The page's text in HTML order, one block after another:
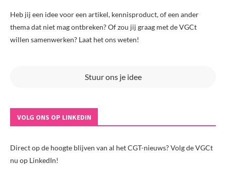
Heb jij een idee voor een artikel, kennisproduct, of een ander
thema dat niet mag ontbreken? Of zou jij graag met de VGCt
willen samenwerken? Laat het ons weten!
Stuur ons je idee
VOLG ONS OP LINKEDIN
Direct op de hoogte blijven van al het CGT-nieuws? Volg de VGCt
nu op LinkedIn!